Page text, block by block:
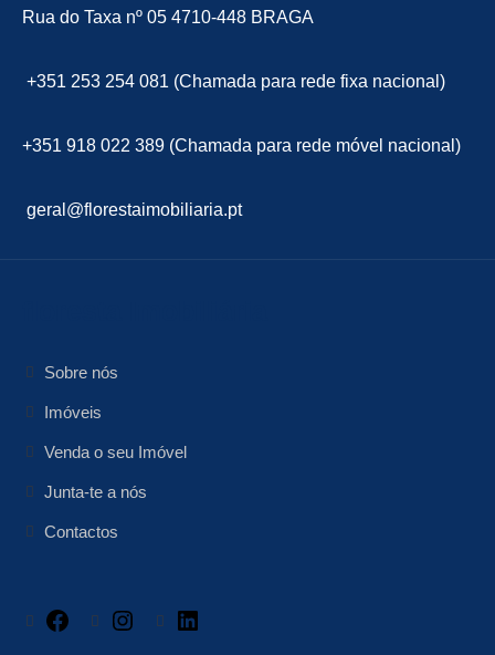
Rua do Taxa nº 05 4710-448 BRAGA
+351 253 254 081 (Chamada para rede fixa nacional)
+351 918 022 389 (Chamada para rede móvel nacional)
geral@florestaimobiliaria.pt
Sobre nós
Imóveis
Venda o seu Imóvel
Junta-te a nós
Contactos
Facebook Instagram